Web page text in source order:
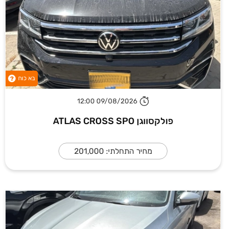
בא כוח ?
09/08/2026 12:00
פולקסווגן ATLAS CROSS SPO
מחיר התחלתי: 201,000